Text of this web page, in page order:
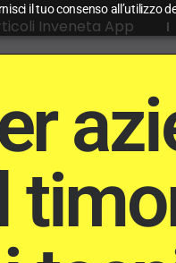
il tuo consenso all’utilizzo
Inveneta App